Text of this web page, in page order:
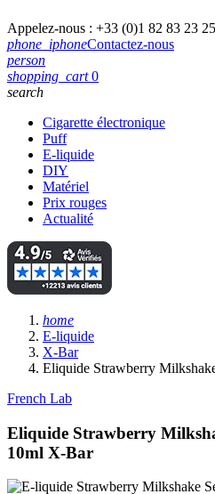
Appelez-nous : +33 (0)1 82 83 23 25
phone_iphoneContactez-nous
person
shopping_cart 0
search
Cigarette électronique
Puff
E-liquide
DIY
Matériel
Prix rouges
Actualité
home
E-liquide
X-Bar
Eliquide Strawberry
French Lab
Eliquide Strawberry
10ml X-Bar